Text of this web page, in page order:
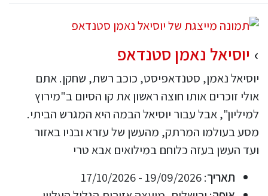
יוסיאל נאמן סטנדאפ
יוסיאל נאמן, סטנדאפיסט, כוכב רשת, שחקן. אתם
אולי זוכרים אותו חוצה ראשון את קו הסיום ב"מירוץ
למיליון", אבל עבור יוסיאל הבמה היא המגרש הביתי.
מסע בעולמו המרתק, מהעשן של עזרא ובניו באזור
ועד העשן בעזה כלוחם במילואים אבא טרי
תאריך: 19/09/2026 - 17/10/2026